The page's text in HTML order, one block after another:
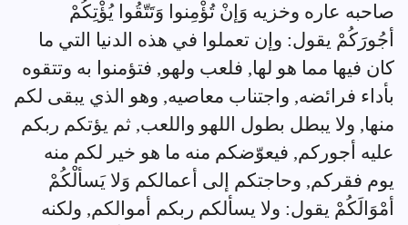
صاحبه عاره وخزيه وَإنْ تُؤْمِنوا وَتَتّقُوا يُؤْتِكُمْ
أجُورَكُمْ يقول: وإن تعملوا في هذه الدنيا التي ما
كان فيها مما هو لها, فلعب ولهو, فتؤمنوا به وتتقوه
بأداء فرائضه, واجتناب معاصيه, وهو الذي يبقى لكم
منها, ولا يبطل بطول اللهو واللعب, ثم يؤتكم ربكم
عليه أجوركم, فيعوّضكم منه ما هو خير لكم منه
يوم فقركم, وحاجتكم إلى أعمالكم وَلا يَسألْكُمْ
أمْوَالَكُمْ يقول: ولا يسألكم ربكم أموالكم, ولكنه